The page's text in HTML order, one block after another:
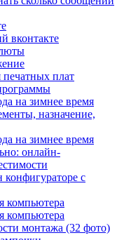
вконтакте
плат
на зимнее время
назначение,
на зимнее время
онлайн-
конфигураторе с
компьютера
компьютера
монтажа (32 фото)